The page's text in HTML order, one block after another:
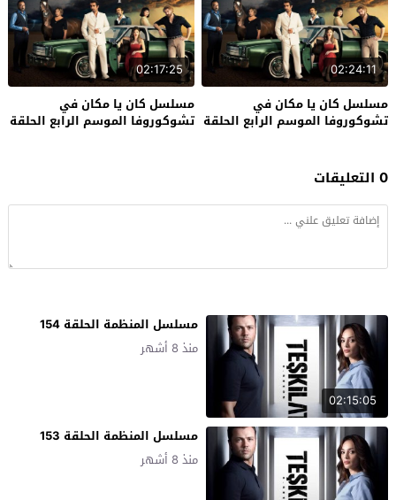
02:24:11
مسلسل كان يا مكان في
تشوكوروفا الموسم الرابع الحلقة
02:17:25
مسلسل كان يا مكان في
تشوكوروفا الموسم الرابع الحلقة
0 التعليقات
02:15:05
مسلسل المنظمة الحلقة 154
منذ 8 أشهر
مسلسل المنظمة الحلقة 153
منذ 8 أشهر